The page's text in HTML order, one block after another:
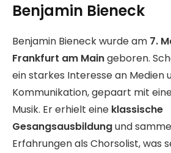
Benjamin Bieneck
Benjamin Bieneck wurde am 7.
Frankfurt am Maingeboren.
ein starkes Interesse an Medien
Kommunikation, gepaart mit
Musik. Er erhielt eine klassische
Gesangsausbildungund
Erfahrungen als Chorsolist, was